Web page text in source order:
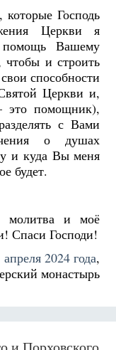
Господь
Церкви я
Вашему
чтобы и строить
способности
Церкви и,
помощник),
с Вами
о душах
и куда Вы меня
будет.
молитва и моё
Спаси Господи!
апреля 2024 года,
монастырь